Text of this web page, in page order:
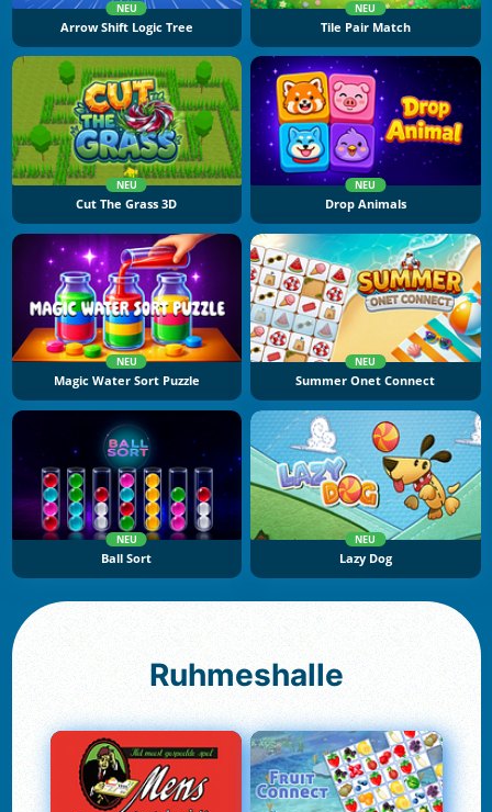
NEU
Arrow Shift Logic Tree
NEU
Tile Pair Match
NEU
Cut The Grass 3D
NEU
Drop Animals
NEU
Magic Water Sort Puzzle
NEU
Summer Onet Connect
NEU
Ball Sort
NEU
Lazy Dog
Ruhmeshalle